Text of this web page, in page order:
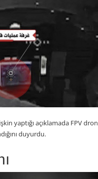
yaptığı açıklamada FPV
duyurdu.